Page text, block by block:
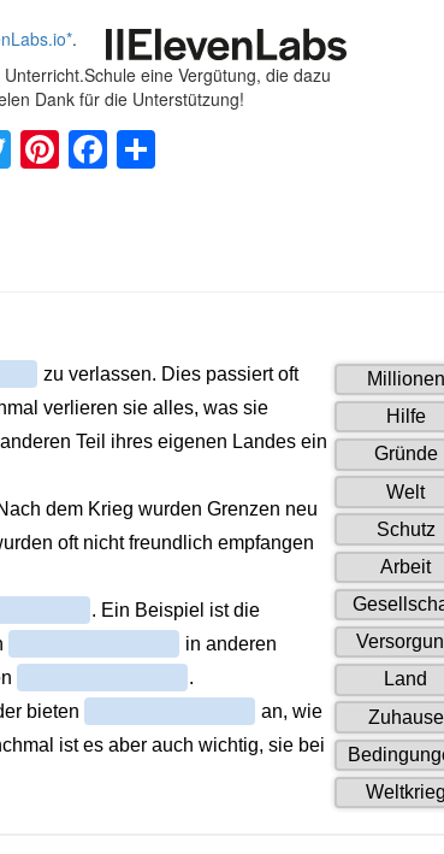
*.
eine Vergütung, die dazu
Dank für die Unterstützung!
Twitter
Pinterest
Facebook